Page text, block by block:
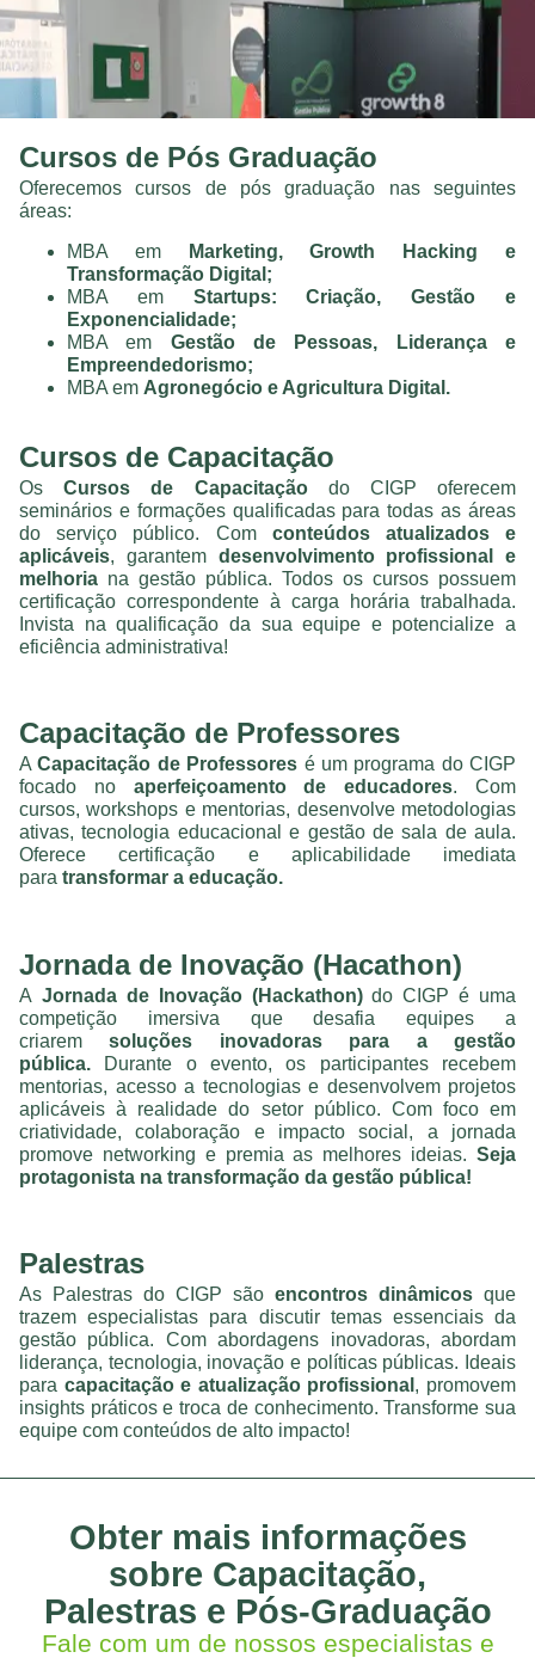
Cursos de Pós Graduação
Oferecemos cursos de pós graduação nas seguintes
áreas:
MBA em
Marketing, Growth Hacking e
Transformação Digital;
MBA em Startups: Criação, Gestão e
Exponencialidade;
MBA em Gestão de Pessoas, Liderança e
Empreendedorismo;
MBA em Agronegócio e Agricultura Digital.
Cursos de Capacitação
OsCursos de Capacitaçãodo CIGP oferecem
seminários e formações qualificadas para todas as áreas
do serviço público. Com conteúdos atualizados e
aplicáveis, garantem desenvolvimento profissional e
melhoria na gestão pública. Todos os cursos possuem
certificação correspondente à carga horária trabalhada.
Invista na qualificação da sua equipe e potencialize a
eficiência administrativa!
Capacitação de Professores
ACapacitação de Professores é um programa do CIGP
focado no aperfeiçoamento de educadores. Com
cursos, workshops e mentorias, desenvolve metodologias
ativas, tecnologia educacional e gestão de sala de aula.
Oferece certificação e aplicabilidade imediata
para transformar a educação.
Jornada de Inovação (Hacathon)
A Jornada de Inovação (Hackathon)do CIGP é uma
competição imersiva que desafia equipes a
criaremsoluções inovadoras para a gestão
pública. Durante o evento, os participantes recebem
mentorias, acesso a tecnologias e desenvolvem projetos
aplicáveis à realidade do setor público. Com foco em
criatividade, colaboração e impacto social, a jornada
promove networking e premia as melhores ideias. Seja
protagonista na transformação da gestão pública!
Palestras
As Palestras do CIGP são encontros dinâmicos que
trazem especialistas para discutir temas essenciais da
gestão pública. Com abordagens inovadoras, abordam
liderança, tecnologia, inovação e políticas públicas. Ideais
para capacitação e atualização profissional , promovem
insights práticos e troca de conhecimento. Transforme sua
equipe com conteúdos de alto impacto!
Obter mais informações
sobre Capacitação,
Palestras e Pós-Graduação
Fale com um de nossos especialistas e